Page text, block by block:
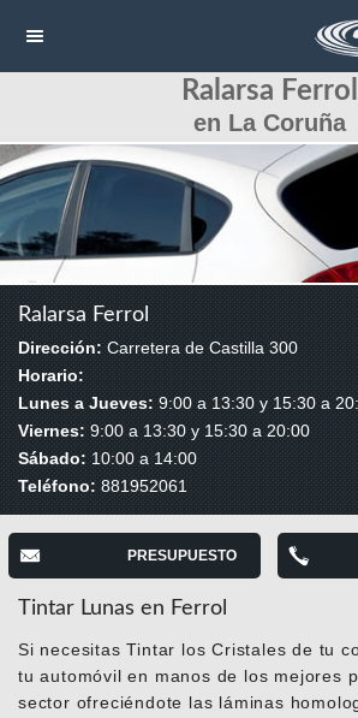
HOME
CONTACTAR
LLAMAR
Ralarsa Ferrol
en La Coruña
Ralarsa Ferrol
Dirección: Carretera de Castilla 300
Horario:
Lunes a Jueves:9:00 a 13:30 y 15:30 a
Viernes:9:00 a 13:30 y 15:30 a 20:00
Sábado:10:00 a 14:00
Teléfono:881952061
PRESUPUESTO
Tintar Lunas en Ferrol
Si necesitas Tintar los Cristales de tu
tu automóvil en manos de los mejores
sector ofreciéndote las láminas